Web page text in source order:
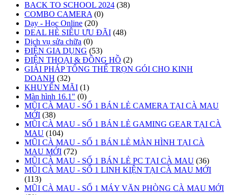
BACK TO SCHOOL 2024 (38)
COMBO CAMERA (0)
Dạy - Học Online (20)
DEAL HÈ SIÊU ƯU ĐÃI (48)
Dịch vụ sửa chữa (0)
ĐIỆN GIA DỤNG (53)
ĐIỆN THOẠI & ĐỒNG HỒ (2)
GIẢI PHÁP TỔNG THỂ TRỌN GÓI CHO KINH
DOANH (32)
KHUYẾN MÃI (1)
Màn hình 16.1" (0)
MŨI CÀ MAU - SỐ 1 BÁN LẺ CAMERA TẠI CÀ MAU
MỚI (38)
MŨI CÀ MAU - SỐ 1 BÁN LẺ GAMING GEAR TẠI CÀ
MAU (104)
MŨI CÀ MAU - SỐ 1 BÁN LẺ MÀN HÌNH TẠI CÀ
MAU MỚI (72)
MŨI CÀ MAU - SỐ 1 BÁN LẺ PC TẠI CÀ MAU (36)
MŨI CÀ MAU - SỐ 1 LINH KIỆN TẠI CÀ MAU MỚI
(113)
MŨI CÀ MAU - SỐ 1 MÁY VĂN PHÒNG CÀ MAU MỚI